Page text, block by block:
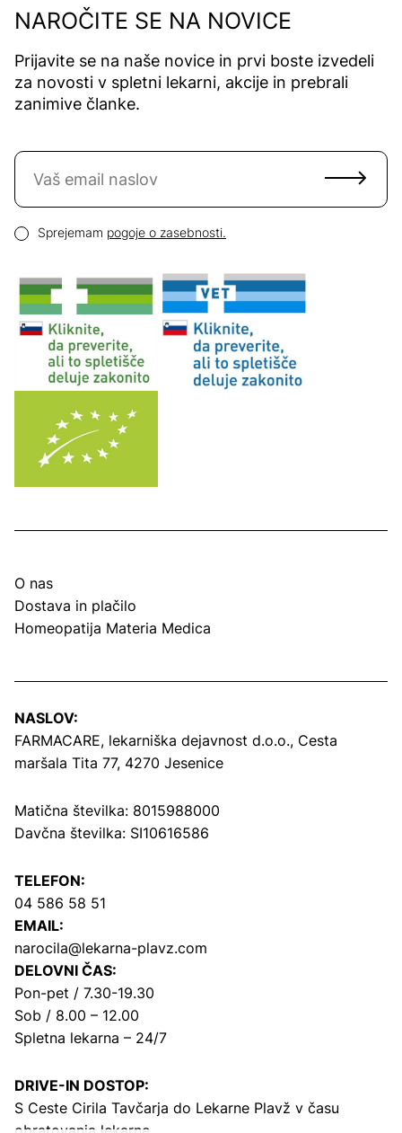
NAROČITE SE NA NOVICE
Prijavite se na naše novice in prvi boste izvedeli
za novosti v spletni lekarni, akcije in prebrali
zanimive članke.
Naročite se na novice
Pogoji zasebnosti
Sprejemam pogoje o zasebnosti.
O nas
Dostava in plačilo
Homeopatija Materia Medica
NASLOV:
FARMACARE, lekarniška dejavnost d.o.o., Cesta
maršala Tita 77, 4270 Jesenice
Matična številka: 8015988000
Davčna številka: SI10616586
TELEFON:
04 586 58 51
EMAIL:
narocila@lekarna-plavz.com
DELOVNI ČAS:
Pon-pet / 7.30-19.30
Sob / 8.00 – 12.00
Spletna lekarna – 24/7
DRIVE-IN DOSTOP:
S Ceste Cirila Tavčarja do Lekarne Plavž v času